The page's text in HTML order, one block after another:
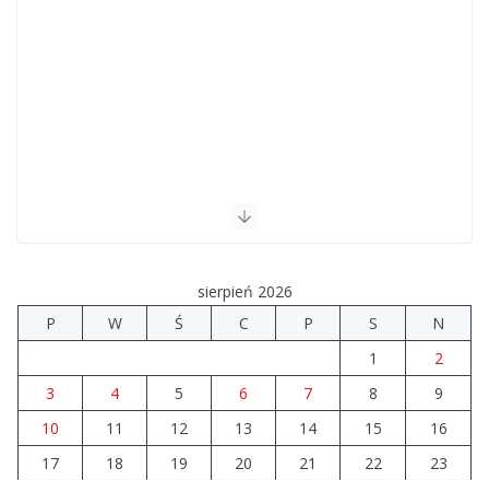
sierpień 2026
P
W Ś C P S
N
1
2
3
4 5 6 7 8
9
10
11 12 13 14 15
16
17
18 19 20 21 22
23